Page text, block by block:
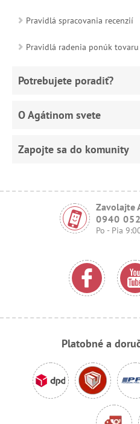
Pravidlá spracovania recenzií
Pravidlá radenia ponúk tovaru
Potrebujete poradiť?
O Agátinom svete
Zapojte sa do komunity
Zavolajte
0940
Po - Pia
Platobné a